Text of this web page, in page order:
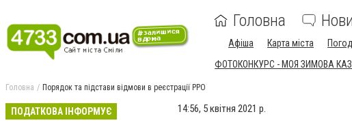
Головна
Афіша Карта міста
ФОТОКОНКУРС - МОЯ ЗИМОВА
Головна Порядок та підстави відмови в реєстрації РРО
ПОДАТКОВА ІНФОРМУЄ 14:56, 5 квітня 2021 р.